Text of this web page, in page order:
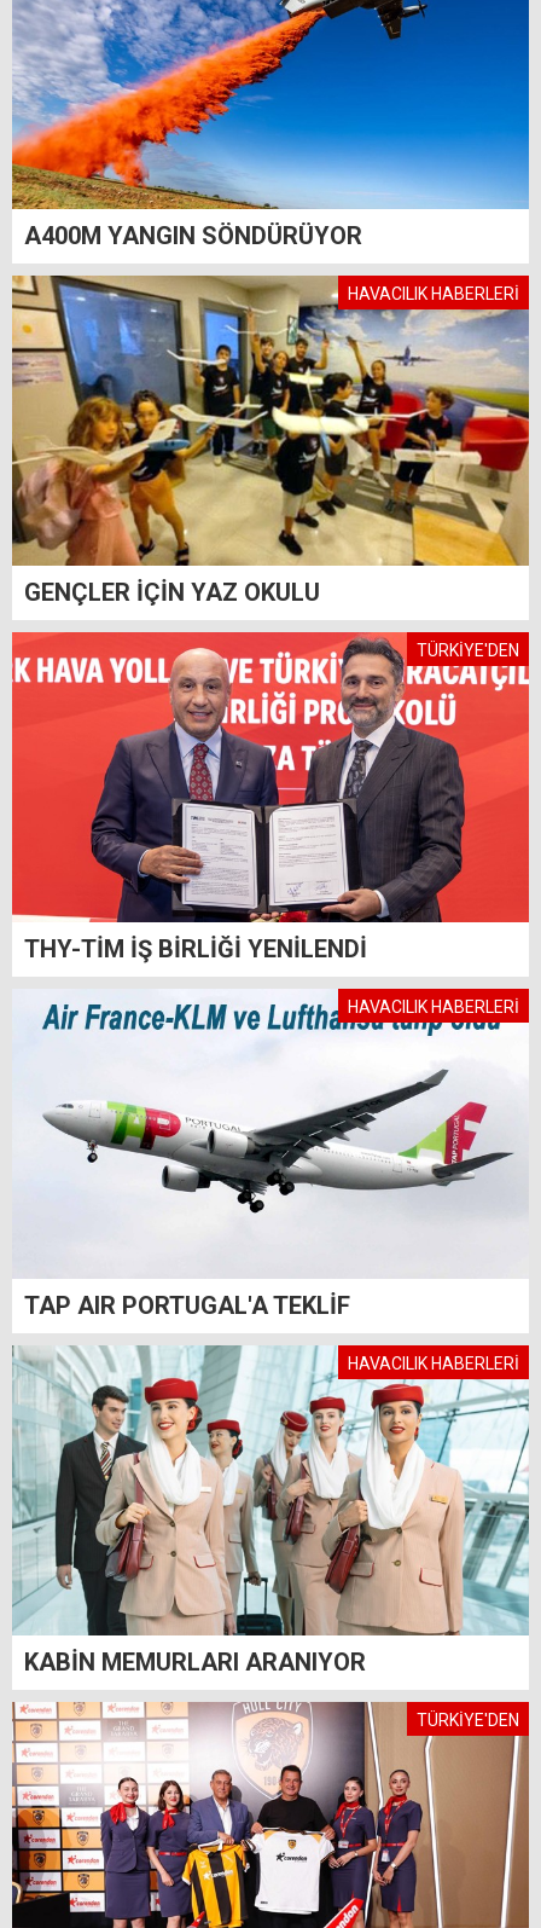
A400M YANGIN SÖNDÜRÜYOR
HAVACILIK HABERLERİ
GENÇLER İÇİN YAZ OKULU
TÜRKİYE'DEN
THY-TİM İŞ BİRLİĞİ YENİLENDİ
HAVACILIK HABERLERİ
TAP AIR PORTUGAL'A TEKLİF
HAVACILIK HABERLERİ
KABİN MEMURLARI ARANIYOR
TÜRKİYE'DEN